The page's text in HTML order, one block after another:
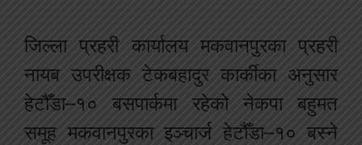
जिल्ला प्रहरी कार्यालय मकवानपुरका प्रहरी
नायब उपरीक्षक टेकबहादुर कार्कीका अनुसार
हेटौँडा–१० बसपार्कमा रहेको नेकपा बहुमत
समूह मकवानपुरका इञ्चार्ज हेटौँडा–१० बस्ने